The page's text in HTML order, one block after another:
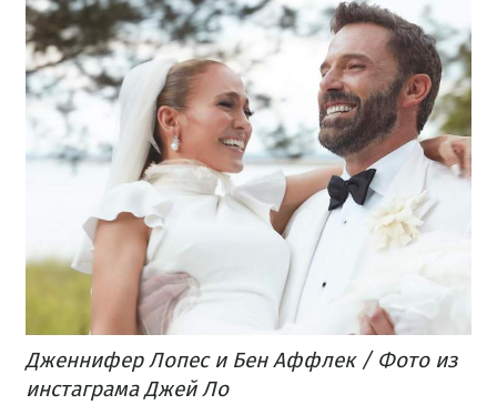
Дженнифер Лопес и Бен Аффлек / Фото из
инстаграма Джей Ло